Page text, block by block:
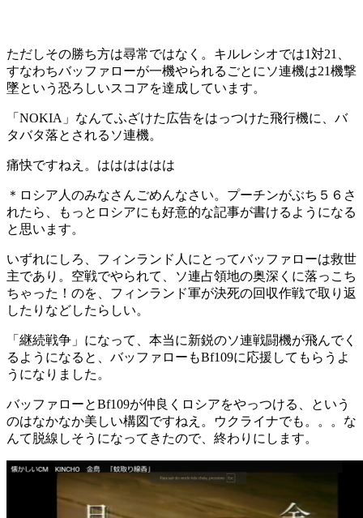
ただしその勝ち方は尋常ではなく。キルレシオでは1対21、
すなわちバッファローが一機やられるごとにソ連機は21機撃
墜という恐ろしいスコアを達成しています。
「NOKIA」なんてふざけた広告をはっつけた飛行機に、バ
タバタ落とされるソ連機。
痛快ですねえ。はははははは
＊ロシア人のみなさんごめんなさい。プーチンがぶち５６さ
れたら、もっとロシアにも好意的な記事が書けるようになる
と思います。
いずれにしろ、フィンランド人にとってバッファローは救世
主であり。空戦でやられて、ソ連占領地の奥深くに落っこち
ちゃった！のを、フィンランド軍が決死の回収作戦で取り返
したりなどしたらしい。
「継続戦争」になって、本当に新鋭のソ連戦闘機が飛んでく
るようになると、バッファローもBf109に応援してもらうよ
うになりました。
バッファローとBf109が仲良くロシアをやっつける、という
のはなかなか美しい構図ですねえ。ウクライナでも。。。な
んて脱線しそうになってきたので、終わりにします。